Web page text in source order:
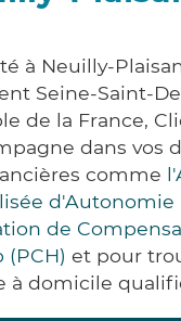
à Neuilly-
Seine-Saint-
de la France,
dans vos
comme
d'Autonomie
de
(PCH) et pour
à domicile